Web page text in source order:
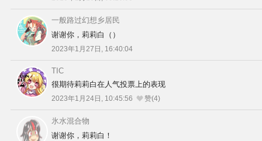
一般路过幻想乡居民
谢谢你，莉莉白（）
2023年1月27日, 16:40:04
TIC
很期待莉莉白在人气投票上的表现
2023年1月24日, 10:45:56 赞(4)
氷水混合物
谢谢你，莉莉白！